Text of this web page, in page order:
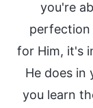
you're
perfection
for Him, it's
He does in
you learn